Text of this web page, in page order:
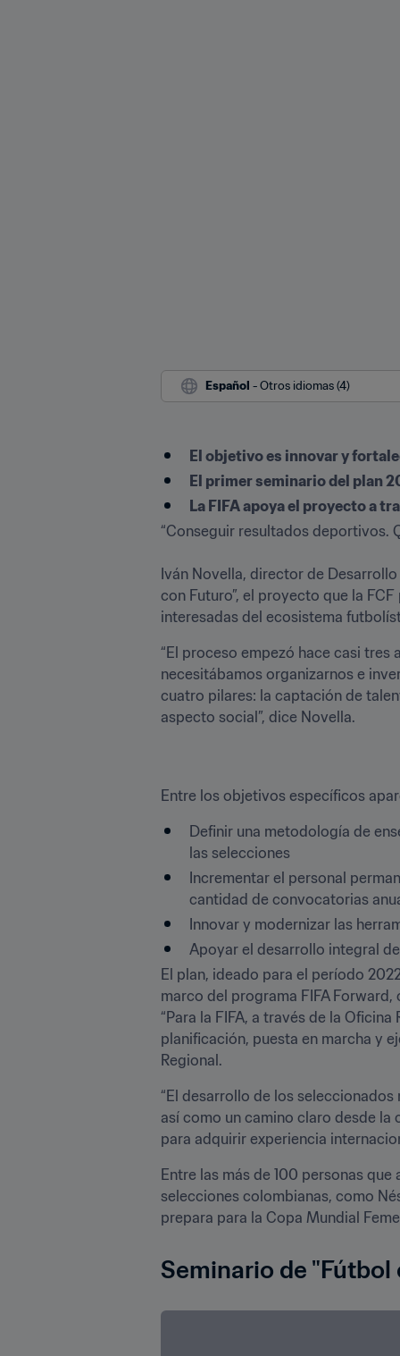
Español - Otros idiomas (4)
El objetivo es innovar y
El primer seminario del plan
La FIFA apoya el proyecto a
“Conseguir resultados deportivos.
Iván Novella, director de
con Futuro”, el proyecto que la
interesadas del ecosistema
“El proceso empezó hace casi tres
necesitábamos organizarnos e
cuatro pilares: la captación de
aspecto social”, dice Novella.
Entre los objetivos específicos
Definir una metodología de
las selecciones
Incrementar el personal
cantidad de convocatorias
Innovar y modernizar las
Apoyar el desarrollo integral
El plan, ideado para el período
marco del programa FIFA Forward,
“Para la FIFA, a través de la
planificación, puesta en marcha y
Regional.
“El desarrollo de los
así como un camino claro desde
para adquirir experiencia
Entre las más de 100 personas
selecciones colombianas, como
prepara para la Copa Mundial
Seminario de